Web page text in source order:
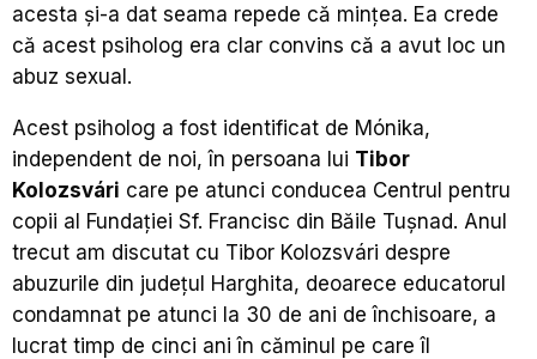
acesta și-a dat seama repede că mințea. Ea crede
că acest psiholog era clar convins că a avut loc un
abuz sexual.
Acest psiholog a fost identificat de Mónika,
independent de noi, în persoana lui Tibor
Kolozsvári care pe atunci conducea Centrul pentru
copii al Fundației Sf. Francisc din Băile Tușnad. Anul
trecut am discutat cu Tibor Kolozsvári despre
abuzurile din județul Harghita, deoarece educatorul
condamnat pe atunci la 30 de ani de închisoare, a
lucrat timp de cinci ani în căminul pe care îl